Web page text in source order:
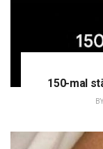
150-mal
BY